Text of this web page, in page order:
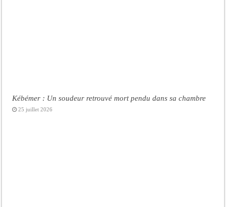
Kébémer : Un soudeur retrouvé mort pendu dans sa chambre
25 juillet 2026